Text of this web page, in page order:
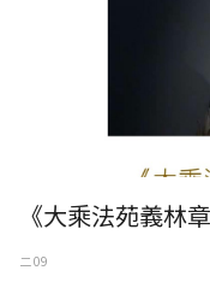
《大乘法苑義林
二 09